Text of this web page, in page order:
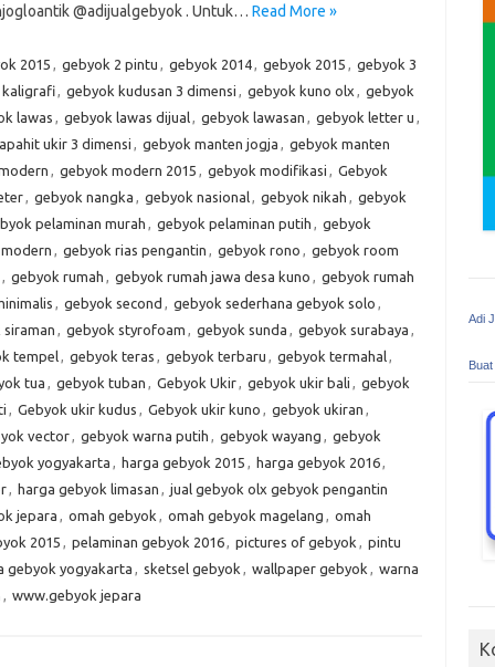
@adijualgebyok . Untuk… Read More »
2015 , gebyok 2 pintu , gebyok 2014, gebyok 2015 , gebyok 3
, gebyok kudusan 3 dimensi , gebyok kuno olx , gebyok
lawas , gebyok lawas dijual, gebyok lawasan , gebyok letter u ,
ukir 3 dimensi , gebyok manten jogja , gebyok manten
, gebyok modern 2015 , gebyok modifikasi , Gebyok
, gebyok nangka , gebyok nasional, gebyok nikah , gebyok
pelaminan murah , gebyok pelaminan putih , gebyok
, gebyok rias pengantin , gebyok rono , gebyok room
, gebyok rumah , gebyok rumah jawa desa kuno , gebyok rumah
, gebyok second , gebyok sederhana gebyok solo ,
, gebyok styrofoam , gebyok sunda , gebyok surabaya ,
tempel, gebyok teras , gebyok terbaru , gebyok termahal,
tua , gebyok tuban , Gebyok Ukir, gebyok ukir bali , gebyok
, Gebyok ukir kudus , Gebyok ukir kuno , gebyok ukiran ,
vector, gebyok warna putih , gebyok wayang , gebyok
yogyakarta , harga gebyok 2015 , harga gebyok 2016,
, harga gebyok limasan , jual gebyok olx gebyok pengantin
jepara , omah gebyok , omah gebyok magelang , omah
2015 , pelaminan gebyok 2016, pictures of gebyok , pintu
gebyok yogyakarta , sketsel gebyok , wallpaper gebyok , warna
, www.gebyok jepara
Adi